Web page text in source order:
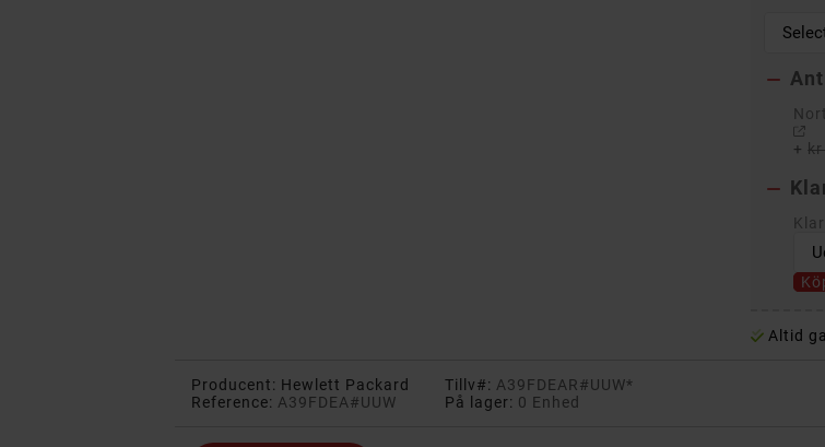

+

Altid
Producent: Hewlett Packard
Reference: A39FDEA#UUW
Tillv#: A39FDEAR#UUW*
På lager: 0 Enhed